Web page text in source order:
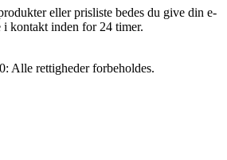
eller prisliste bedes du give din e-
kontakt inden for 24 timer.
Alle rettigheder forbeholdes.